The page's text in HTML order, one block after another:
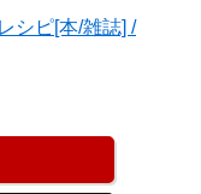
シピ[本/雑誌] /